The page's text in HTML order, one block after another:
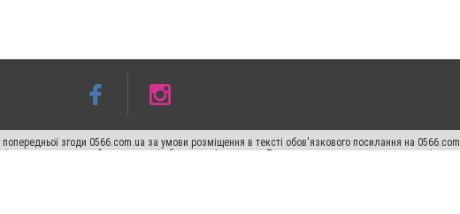
згоди 0566.com.ua за умови розміщення в тексті обов'язкового посилання на
не нижче другого абзацу в тексті або в якості джерела. Порушення виняткових прав